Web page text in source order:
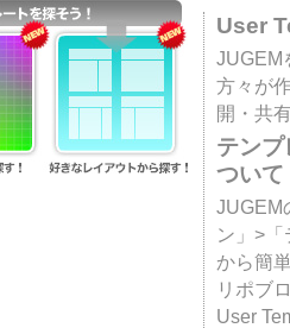
User
JUGEM
方々が
開・共
テン
ついて
JUGEM
ン」>
から簡
リポブ
User